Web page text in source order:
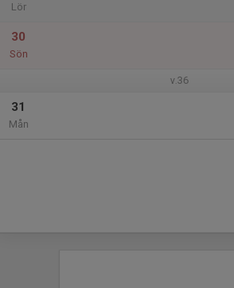
Lör
30
Sön
v.36
31
Mån